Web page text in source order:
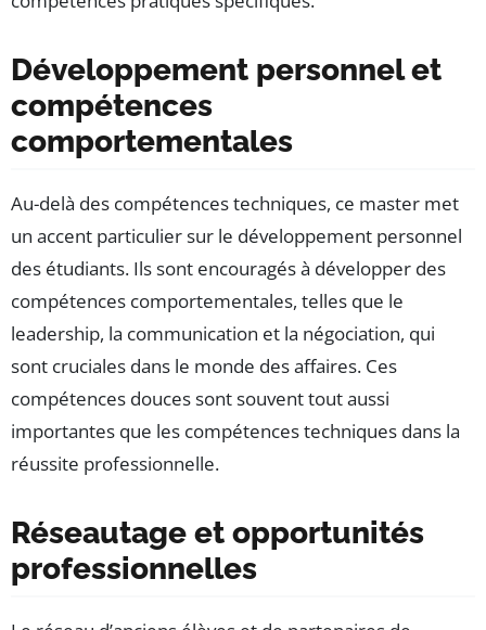
Développement personnel et
compétences
comportementales
Au-delà des compétences techniques, ce master met
un accent particulier sur le développement personnel
des étudiants. Ils sont encouragés à développer des
compétences comportementales, telles que le
leadership, la communication et la négociation, qui
sont cruciales dans le monde des affaires. Ces
compétences douces sont souvent tout aussi
importantes que les compétences techniques dans la
réussite professionnelle.
Réseautage et opportunités
professionnelles